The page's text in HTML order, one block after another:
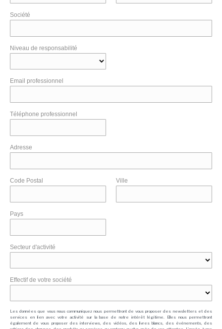
Société
Niveau de responsabilité
Email professionnel
Téléphone professionnel
Adresse
Code Postal Ville
Pays
Secteur d'activité
Effectif de votre société
Les données que vous nous communiquez nous permettront de vous proposer des newsletters et des
services en lien avec votre activité sur la base de notre intérêt légitime. Elles nous permettront
également de vous proposer des interviews, des vidéos, des livres blancs, des événements, des